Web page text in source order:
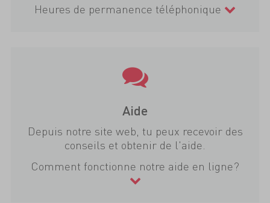
Heures de permanence téléphonique
Aide
Depuis notre site web, tu peux recevoir des
conseils et obtenir de l'aide.
Comment fonctionne notre aide en ligne?